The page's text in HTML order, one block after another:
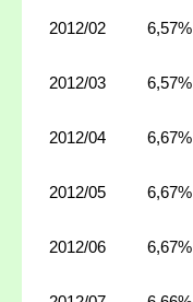
2012/02 6,57%
2012/03 6,57%
2012/04 6,67%
2012/05 6,67%
2012/06 6,67%